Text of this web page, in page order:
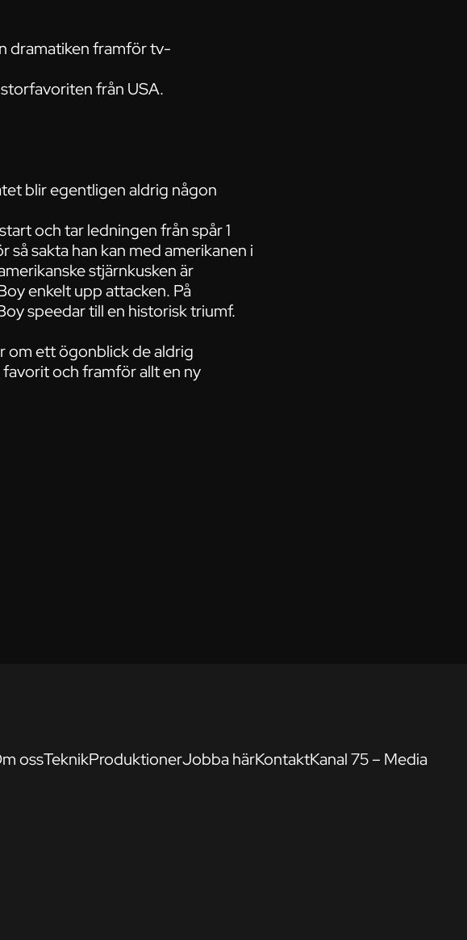
dramatiken framför tv-
från USA.
blir egentligen aldrig någon
och tar ledningen från spår 1
sakta han kan med amerikanen i
stjärnkusken är
enkelt upp attacken. På
speedar till en historisk triumf.
om ett ögonblick de aldrig
och framför allt en ny
ossTeknikProduktionerJobba härKontaktKanal 75 – Media